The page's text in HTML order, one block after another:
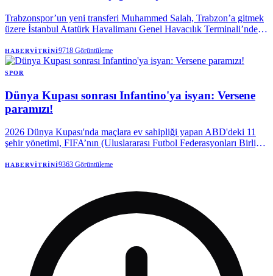
Trabzonspor’un yeni transferi Muhammed Salah, Trabzon’a gitmek
üzere İstanbul Atatürk Havalimanı Genel Havacılık Terminali’nden
HABERVITRINI9718 Görüntüleme
SPOR
Dünya Kupası sonrası Infantino'ya isyan: Versene
paramızı!
2026 Dünya Kupası'nda maçlara ev sahipliği yapan ABD'deki 11
şehir yönetimi, FIFA’nın (Uluslararası Futbol Federasyonları Birliği)
HABERVITRINI9363 Görüntüleme